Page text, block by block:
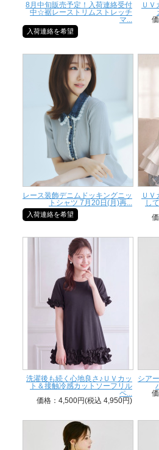
8月中旬販売予定！入荷連絡受付
中☆裾レーストリムストレッチ
マ...
入荷連絡を希望
ＵＶ
レース装飾デニムドッキングニッ
トシャツ 7月20日(月)再...
入荷連絡を希望
ＵＶ
し
洗濯後も続く心地良さ♪ＵＶカッ
ト＆接触冷感カットソーフリル
ペ...
価格：4,500円(税込 4,950円)
シア